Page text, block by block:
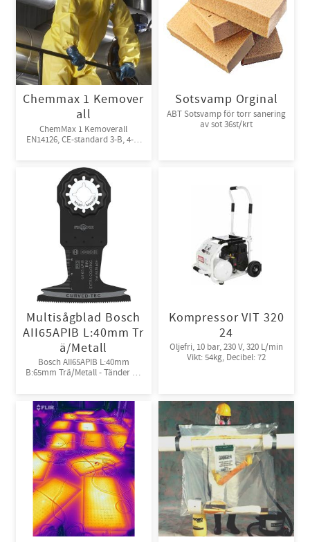
Chemmax 1 Kemover
all
ChemMax 1 Kemoverall
EN14126, CE-standard 3-B, 4-B,
Sotsvamp Orginal
ABT Sotsvamp för torr sanering
av sot 36st/krt
Multisågblad Bosch
AII65APIB L:40mm Tr
ä/Metall
Bosch AII65APIB L:40mm
B:65mm Trä/Metall - Tänder av
Kompressor VIT 320
24
Oljefri, 10 bar, 230 V, 320 L/min
Vikt: 54kg, Decibel: 72